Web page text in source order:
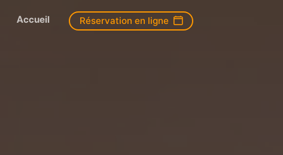
Accueil Réservation en ligne